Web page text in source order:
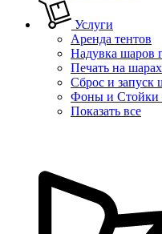
Услуги
Аренда тентов
Надувка шаров
Печать на шарах
Сброс и запуск
Фоны и Стойки
Показать все